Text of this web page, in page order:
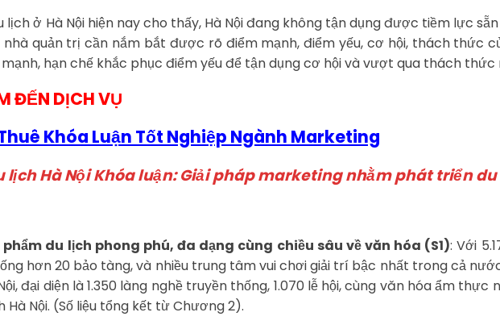
ở Hà Nội hiện nay cho thấy, Hà Nội đang không tận dụng được tiềm lực
nhà quản trị cần nắm bắt được rõ điểm mạnh, điểm yếu, cơ hội, thách thức
hạn chế khắc phục điểm yếu để tận dụng cơ hội và vượt qua thách thức
ĐẾN DỊCH VỤ
Khóa Luận Tốt Nghiệp Ngành Marketing
lịch Hà Nội Khóa luận: Giải pháp marketing nhằm phát triển
du lịch phong phú, đa dạng cùng chiều sâu về văn hóa (S1): Với
hơn 20 bảo tàng, và nhiều trung tâm vui chơi giải trí bậc nhất trong cả
đại diện là 1.350 làng nghề truyền thống, 1.070 lễ hội, cùng văn hóa ẩm
Nội. (Số liệu tổng kết từ Chương 2).